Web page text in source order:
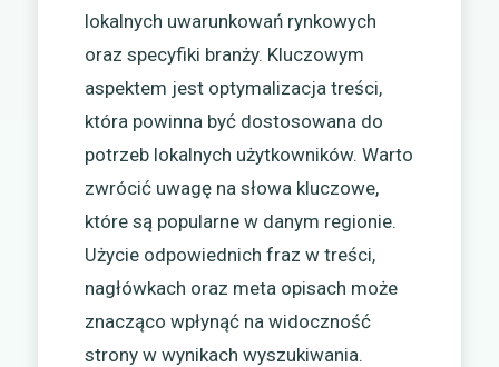
lokalnych uwarunkowań rynkowych
oraz specyfiki branży. Kluczowym
aspektem jest optymalizacja treści,
która powinna być dostosowana do
potrzeb lokalnych użytkowników. Warto
zwrócić uwagę na słowa kluczowe,
które są popularne w danym regionie.
Użycie odpowiednich fraz w treści,
nagłówkach oraz meta opisach może
znacząco wpłynąć na widoczność
strony w wynikach wyszukiwania.